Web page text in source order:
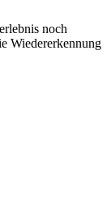
noch
Wiedererkennung